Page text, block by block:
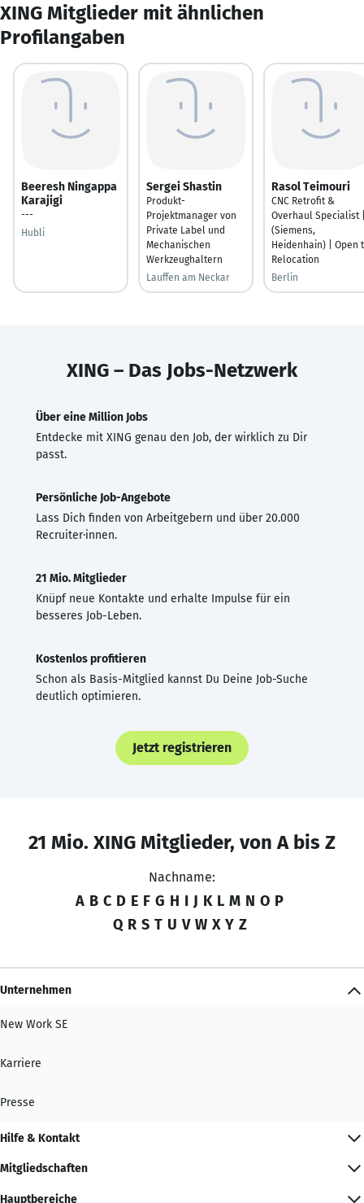
XING Mitglieder mit ähnlichen
Profilangaben
Beeresh Ningappa
Karajigi
---
Hubli
Sergei Shastin
Produkt-
Projektmanager von
Private Label und
Mechanischen
Werkzeughaltern
Lauffen am Neckar
Rasol Teimouri
CNC Retrofit &
Overhaul Specialist
(Siemens,
Heidenhain) | Open
Relocation
Berlin
XING – Das Jobs-Netzwerk
Über eine Million Jobs
Entdecke mit XING genau den Job, der wirklich zu Dir
passt.
Persönliche Job-Angebote
Lass Dich finden von Arbeitgebern und über 20.000
Recruiter·innen.
21 Mio. Mitglieder
Knüpf neue Kontakte und erhalte Impulse für ein
besseres Job-Leben.
Kostenlos profitieren
Schon als Basis-Mitglied kannst Du Deine Job-Suche
deutlich optimieren.
Jetzt registrieren
21 Mio. XING Mitglieder, von A bis Z
Nachname:
A B C D E F G H I J K L M N O P
Q R S T U V W X Y Z
Unternehmen
New Work SE
Karriere
Presse
Hilfe & Kontakt
Mitgliedschaften
Hauptbereiche